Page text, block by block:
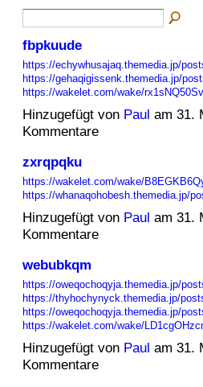
fbpkuude
https://echywhusajaq.themedia.jp/
https://gehaqigissenk.themedia.jp/
https://wakelet.com/wake/
Hinzugefügt von Paul am 31.
Kommentare
zxrqpqku
https://wakelet.com/wake/
https://whanaqohobesh.themedia.jp/
Hinzugefügt von Paul am 31.
Kommentare
webubkqm
https://oweqochoqyja.themedia.jp/
https://thyhochynyck.themedia.jp/
https://oweqochoqyja.themedia.jp/
https://wakelet.com/wake/
Hinzugefügt von Paul am 31.
Kommentare